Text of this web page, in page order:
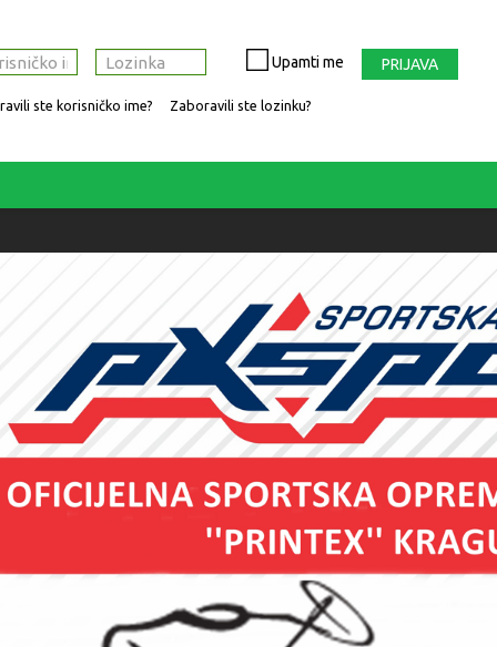
Upamti me PRIJAVA
ste korisničko ime? Zaboravili ste lozinku?